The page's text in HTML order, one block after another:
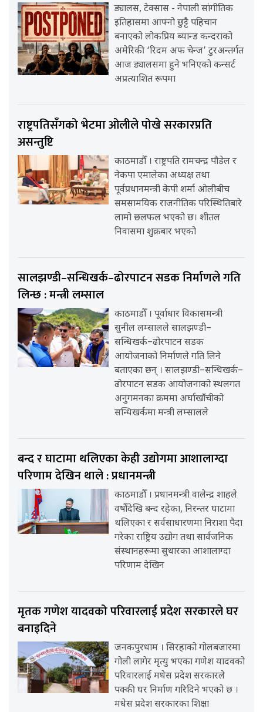
ड्यालस, टेक्सास - नेपाली सांगीतिक
इतिहासमा आफ्नो छुट्टै पहिचान
बनाएको लोकप्रिय ब्यान्ड कन्दराको
अमेरिकी ‘रिदम अफ चेन्ज’ टुरअन्तर्गत
आज ड्यालसमा हुने भनिएको कन्सर्ट
अप्रत्याशित रूपमा
राष्ट्रपतिसँगको भेटमा ओलीले पोखे सरकारप्रति
असन्तुष्टि
काठमाडौँ । राष्ट्रपति रामचन्द्र पौडेल र
नेकपा एमालेका अध्यक्ष तथा
पूर्वप्रधानमन्त्री केपी शर्मा ओलीबीच
समसामयिक राजनीतिक परिस्थितिबारे
लामो छलफल भएको छ। शीतल
निवासमा शुक्रबार भएको
सालझण्डी–सन्धिखर्क–ढोरपाटन सडक निर्माणले गति
लिन्छ : मन्त्री लम्साल
काठमाडौँ । पूर्वाधार विकासमन्त्री
सुनील लम्सालले सालझण्डी–
सन्धिखर्क–ढोरपाटन सडक
आयोजनाको निर्माणले गति लिने
बताएका छन् । सालझण्डी–सन्धिखर्क–
ढोरपाटन सडक आयोजनाको स्थलगत
अनुगमनका क्रममा अर्घाखाँचीको
सन्धिखर्कमा मन्त्री लम्सालले
बन्द र घाटामा थलिएका केही उद्योगमा आशालाग्दा
परिणाम देखिन थाले : प्रधानमन्त्री
काठमाडौँ । प्रधानमन्त्री वालेन्द्र शाहले
वर्षौंदेखि बन्द रहेका, निरन्तर घाटामा
थलिएका र सर्वसाधारणमा निराशा पैदा
गरेका राष्ट्रिय उद्योग तथा सार्वजनिक
संस्थानहरूमा सुधारका आशालाग्दा
परिणाम देखिन
मृतक गणेश यादवको परिवारलाई प्रदेश सरकारले घर
बनाइदिने
जनकपुरधाम । सिरहाको गोलबजारमा
गोली लागेर मृत्यु भएका गणेश यादवको
परिवारलाई मधेस प्रदेश सरकारले
पक्की घर निर्माण गरिदिने भएको छ ।
मधेस प्रदेश सरकारका शिक्षा